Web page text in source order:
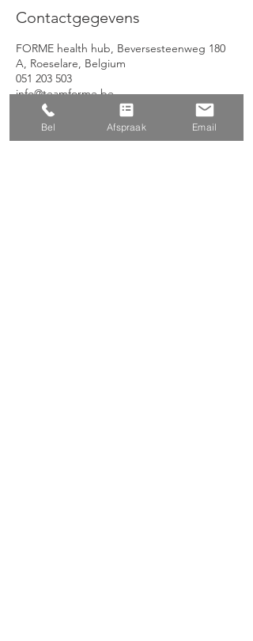
Contactgegevens
FORME health hub, Beversesteenweg 180
A, Roeselare, Belgium
051 203 503
info@teamforme.be
Bel Afspraak Email